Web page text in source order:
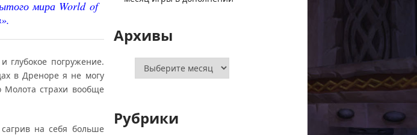
мира World of
глубокое погружение.
в Дреноре я не могу
Молота страхи вообще
на себя больше
Архивы
Архивы
Рубрики